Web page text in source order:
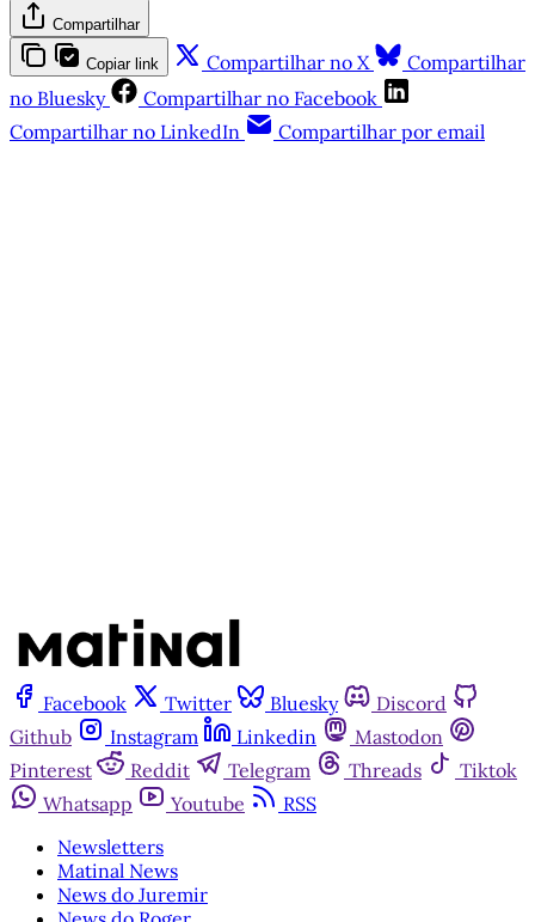
Compartilhar
Copiar link Compartilhar no X
Compartilhar
no Bluesky
Compartilhar no Facebook
Compartilhar no LinkedIn
Compartilhar por email
Facebook Twitter Bluesky
Discord
Github
Instagram Linkedin
Mastodon
Pinterest
Reddit Telegram Threads
Tiktok
Whatsapp
Youtube
RSS
Newsletters
Matinal News
News do Juremir